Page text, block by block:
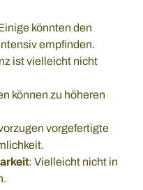
könnten den
empfinden.
ist vielleicht nicht
können zu höheren
vorgefertigte
: Vielleicht nicht in